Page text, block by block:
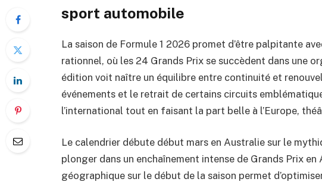
sport automobile
La saison de Formule 1 2026 promet d’être palpitante
rationnel, où les 24 Grands Prix se succèdent dans une
édition voit naître un équilibre entre continuité et
événements et le retrait de certains circuits
l’international tout en faisant la part belle à l’Europe,
Le calendrier débute début mars en Australie sur le
plonger dans un enchaînement intense de Grands Prix
géographique sur le début de la saison permet